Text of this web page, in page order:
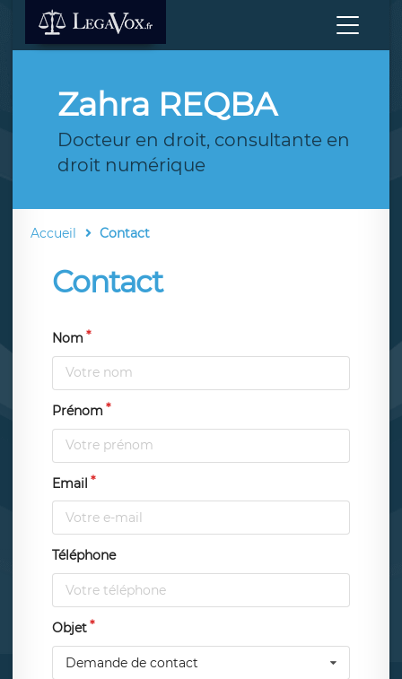
Zahra REQBA
Docteur en droit, consultante en
droit numérique
Accueil Contact
Contact
Nom
Prénom
Email
Téléphone
Objet
Demande de contact